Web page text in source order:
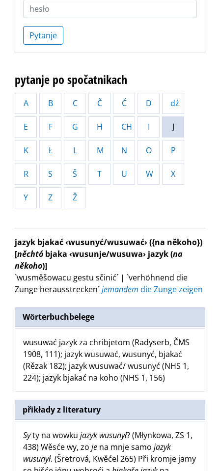
Pytanje
pytanje po spočatnikach
A B C Č Ć D dź
E F G H CH I J
K Ł L M N O P
R S Š T U W X
Y Z Ž
jazyk bjakać ‹wusunyć/wusuwać› ({na někoho})
[něchtó bjaka ‹wusunje/wusuwa› jazyk (na
někoho)]
`wusměšowacu gestu sčinić´ | `verhöhnend die
Zunge herausstrecken´jemandem die Zunge zeigen
Wörterbuchbelege
wusuwać jazyk za chribjetom (Radyserb, ČMS
1908, 111); jazyk wusuwać, wusunyć, bjakać
(Rězak 182); jazyk wusuwać/ wusunyć (NHS 1,
224); jazyk bjakać na koho (NHS 1, 156)
přikłady z literatury
Syty na wowku jazyk wusunył? (Młynkowa, ZS 1,
438) Wěsće wy, zo je na mnje samo jazyk
wusunył. (Šretrová, Kwěćel 265) Při kromje jamy